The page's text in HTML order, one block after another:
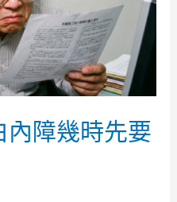
內障幾時先要